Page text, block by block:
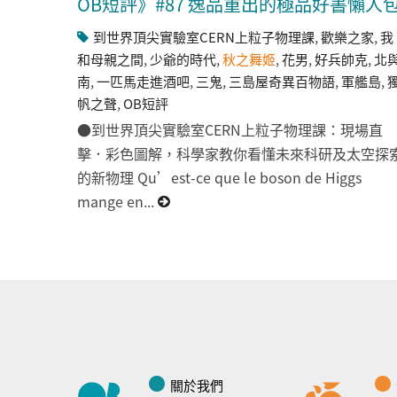
到世界頂尖實驗室CERN上粒子物理課,歡樂之家,我
和母親之間,少爺的時代,秋之舞姬,花男,好兵帥克,北
南,一匹馬走進酒吧,三鬼,三島屋奇異百物語,軍艦島,
帆之聲,OB短評
●到世界頂尖實驗室CERN上粒子物理課：現場直
擊．彩色圖解，科學家教你看懂未來科研及太空探
的新物理 Qu’est-ce que le boson de Higgs
mange en...
關於我們